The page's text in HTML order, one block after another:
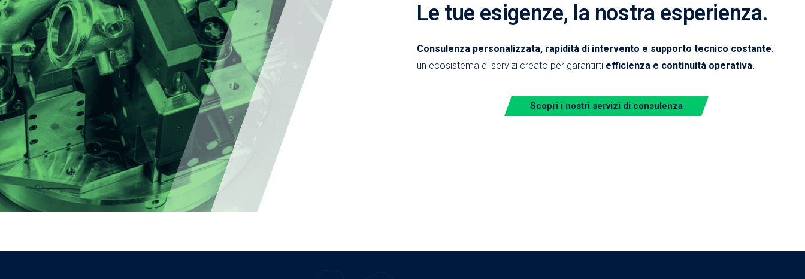
Le tue esigenze, la nostra esperienza.
Consulenza personalizzata, rapidità di intervento e supporto tecnico costante:
un ecosistema di servizi creato per garantirti efficienza e continuità operativa.
Scopri i nostri servizi di consulenza